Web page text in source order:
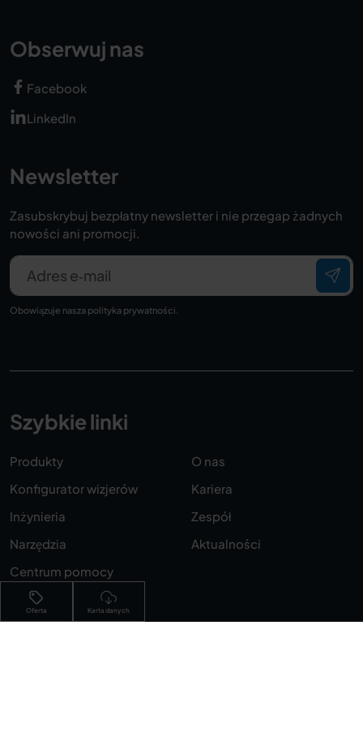
Oferta Karta danych
Obserwuj nas
Facebook
LinkedIn
Newsletter
Zasubskrybuj bezpłatny newsletter i nie przegap żadnych
nowości ani promocji.
Adres e‑mail
Obowiązuje nasza polityka prywatności
Szybkie linki
Produkty
Konfigurator wizjerów
Inżynieria
Narzędzia
Centrum pomocy
O nas
Kariera
Zespół
Aktualności
Dystrybutorzy
Kontakt